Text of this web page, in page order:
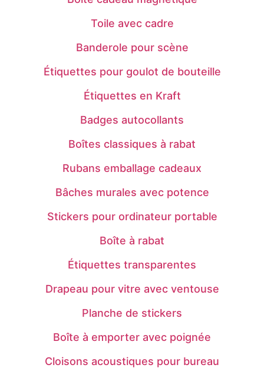
Toile avec cadre
Banderole pour scène
Étiquettes pour goulot de bouteille
Étiquettes en Kraft
Badges autocollants
Boîtes classiques à rabat
Rubans emballage cadeaux
Bâches murales avec potence
Stickers pour ordinateur portable
Boîte à rabat
Étiquettes transparentes
Drapeau pour vitre avec ventouse
Planche de stickers
Boîte à emporter avec poignée
Cloisons acoustiques pour bureau